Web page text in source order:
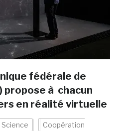
fédérale de
propose à chacun
en réalité virtuelle
Coopération